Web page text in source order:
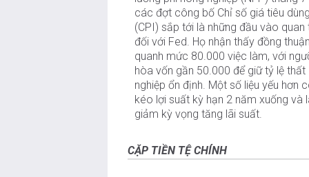
các đợt công bố Chỉ số giá tiêu dùng
(CPI) sắp tới là những đầu vào quan
đối với Fed. Họ nhận thấy đồng thuận
quanh mức 80.000 việc làm, với
hòa vốn gần 50.000 để giữ tỷ lệ thất
nghiệp ổn định. Một số liệu yếu hơn
kéo lợi suất kỳ hạn 2 năm xuống và
giảm kỳ vọng tăng lãi suất.
CẶP TIỀN TỆ CHÍNH